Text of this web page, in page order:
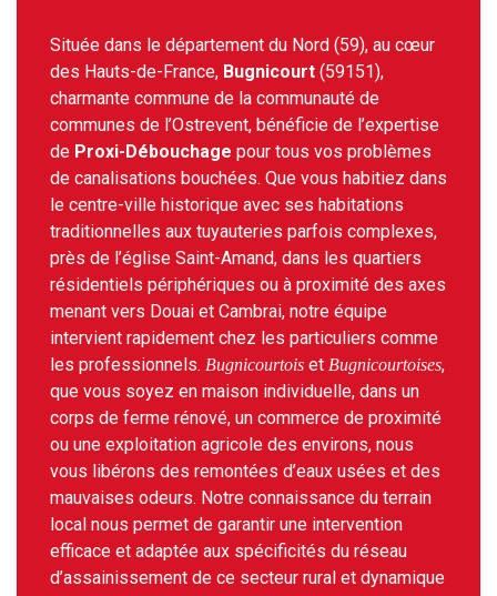
Située dans le département du Nord (59), au cœur
des Hauts-de-France, Bugnicourt (59151),
charmante commune de la communauté de
communes de l’Ostrevent, bénéficie de l’expertise
de Proxi-Débouchage pour tous vos problèmes
de canalisations bouchées. Que vous habitiez dans
le centre-ville historique avec ses habitations
traditionnelles aux tuyauteries parfois complexes,
près de l’église Saint-Amand, dans les quartiers
résidentiels périphériques ou à proximité des axes
menant vers Douai et Cambrai, notre équipe
intervient rapidement chez les particuliers comme
les professionnels. Bugnicourtois et Bugnicourtoises,
que vous soyez en maison individuelle, dans un
corps de ferme rénové, un commerce de proximité
ou une exploitation agricole des environs, nous
vous libérons des remontées d’eaux usées et des
mauvaises odeurs. Notre connaissance du terrain
local nous permet de garantir une intervention
efficace et adaptée aux spécificités du réseau
d’assainissement de ce secteur rural et dynamique